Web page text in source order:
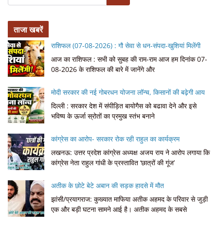
ताजा खबरें
राशिफल (07-08-2026) : गौ सेवा से धन-संपदा-खुशियां मिलेंगी
आज का राशिफल : सभी को सुबह की राम-राम आज हम दिनांक 07-
08-2026 के राशिफल की बारे में जानेंगे और
मोदी सरकार की नई गोबरधन योजना लॉन्च, किसानों की बढ़ेगी आय
दिल्ली : सरकार देश में संपीड़ित बायोगैस को बढावा देने और इसे
भविष्य के ऊर्जा स्रोतों का प्रमुख स्तंभ बनाने
कांग्रेस का आरोप- सरकार रोक रही राहुल का कार्यक्रम
लखनऊ: उत्तर प्रदेश कांग्रेस अध्यक्ष अजय राय ने आरोप लगाया कि
कांग्रेस नेता राहुल गांधी के प्रस्तावित ‘छात्रों की गूंज’
अतीक के छोटे बेटे अबान की सड़क हादसे में मौत
झांसी/प्रयागराज: कुख्यात माफिया अतीक अहमद के परिवार से जुड़ी
एक और बड़ी घटना सामने आई है। अतीक अहमद के सबसे